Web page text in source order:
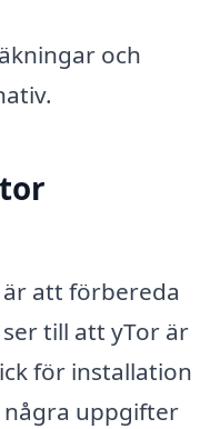
och
att förbereda
till att yTor är
för installation
några uppgifter